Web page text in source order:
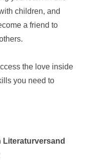
children, and
a friend to
the love inside
you need to